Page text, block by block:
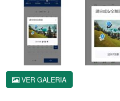
VER GALERIA